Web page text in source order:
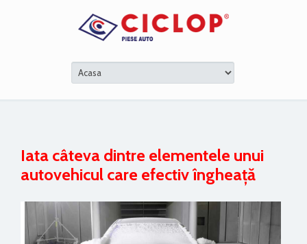
Iata câteva dintre elementele unui
autovehicul care efectiv îngheață